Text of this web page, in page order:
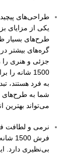
طراحی‌های
طرح‌های بسیار
گره‌های بیشتر
جزئی و هنری
1500 شانه
به فرد هستند،
می‌تواند بهترین
نرمی و لطافت
فرش
بی‌نظیری دارد.